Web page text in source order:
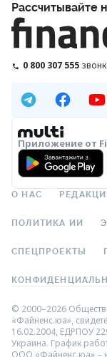
Рассчитывайте
0 800 307 555
Приложение от
О НАС
ПОЛИТИКА ИИ
СПЕЦПРОЕКТЫ
© 2000–2026
«Файненс.юа»,
16.02.2004, ЕДРПОУ
Украина. График
ООО «Файненс.юа» –